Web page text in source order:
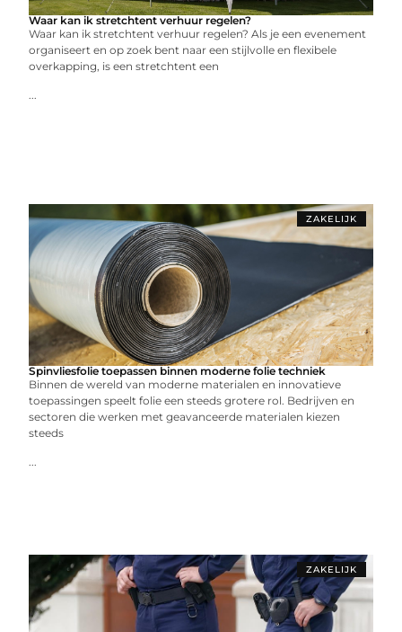
Waar kan ik stretchtent verhuur regelen?
Waar kan ik stretchtent verhuur regelen? Als je een evenement
organiseert en op zoek bent naar een stijlvolle en flexibele
overkapping, is een stretchtent een
...
ZAKELIJK
Spinvliesfolie toepassen binnen moderne folie techniek
Binnen de wereld van moderne materialen en innovatieve
toepassingen speelt folie een steeds grotere rol. Bedrijven en
sectoren die werken met geavanceerde materialen kiezen
steeds
...
ZAKELIJK